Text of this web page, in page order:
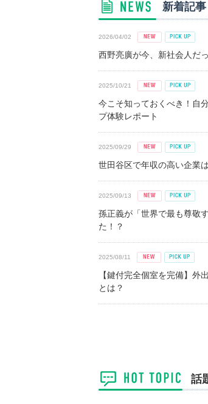
新着記事
2026/04/02
西野亮廣が今、新社会人だ
2025/10/21
今こそ知っておくべき！自
プ体験レポート
2025/09/29
世田谷区で年収の高い企業
2025/09/13
孫正義が「世界で最も尊敬
た！？
2025/08/11
【鍵付完全個室を完備】外
とは？
話